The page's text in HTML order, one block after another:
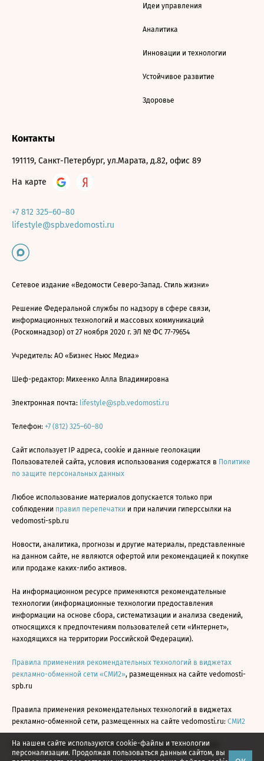
На нашем сайте используются cookie-файлы и технологии
персонализации. Продолжая пользоваться данным сайтом, вы
Идеи управления
Аналитика
Инновации и технологии
Устойчивое развитие
Здоровье
Контакты
191119, Санкт-Петербург, ул.Марата, д.82, офис 89
На карте
+7 812 325–60–80
lifestyle@spb.vedomosti.ru
Сетевое издание «Ведомости Северо-Запад. Стиль жизни»
Решение Федеральной службы по надзору в сфере связи,
информационных технологий и массовых коммуникаций
(Роскомнадзор) от 27 ноября 2020 г. ЭЛ № ФС 77-79654
Учредитель: АО «Бизнес Ньюс Медиа»
Шеф-редактор: Михеенко Алла Владимировна
Электронная почта: lifestyle@spb.vedomosti.ru
Телефон: +7 (812) 325–60–80
Сайт использует IP адреса, cookie и данные геолокации
Пользователей сайта, условия использования содержатся в Политике
по защите персональных данных
Любое использование материалов допускается только при
соблюдении правил перепечатки и при наличии гиперссылки на
vedomosti-spb.ru
Новости, аналитика, прогнозы и другие материалы, представленные
на данном сайте, не являются офертой или рекомендацией к покупке
или продаже каких-либо активов.
На информационном ресурсе применяются рекомендательные
технологии (информационные технологии предоставления
информации на основе сбора, систематизации и анализа сведений,
относящихся к предпочтениям пользователей сети «Интернет»,
находящихся на территории Российской Федерации).
Правила применения рекомендательных технологий в виджетах
рекламно-обменной сети «СМИ2», размещенных на сайте vedomosti-
spb.ru
Правила применения рекомендательных технологий в виджетах
рекламно-обменной сети, размещенных на сайте vedomosti.ru: СМИ2
Все права защищены © АО «Бизнес Ньюс Медиа», 2024 - 2026